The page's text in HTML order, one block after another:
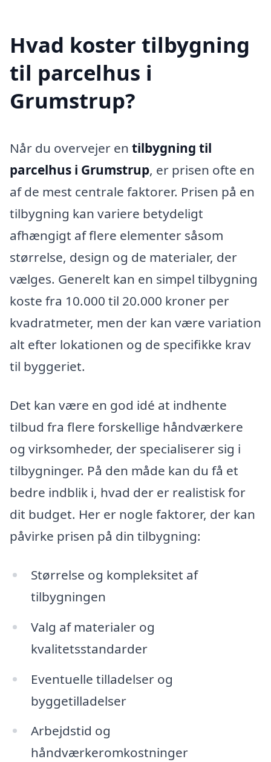
Hvad koster tilbygning
til parcelhus i
Grumstrup?
Når du overvejer en tilbygning til
parcelhus i Grumstrup, er prisen ofte en
af de mest centrale faktorer. Prisen på en
tilbygning kan variere betydeligt
afhængigt af flere elementer såsom
størrelse, design og de materialer, der
vælges. Generelt kan en simpel tilbygning
koste fra 10.000 til 20.000 kroner per
kvadratmeter, men der kan være variation
alt efter lokationen og de specifikke krav
til byggeriet.
Det kan være en god idé at indhente
tilbud fra flere forskellige håndværkere
og virksomheder, der specialiserer sig i
tilbygninger. På den måde kan du få et
bedre indblik i, hvad der er realistisk for
dit budget. Her er nogle faktorer, der kan
påvirke prisen på din tilbygning:
Størrelse og kompleksitet af
tilbygningen
Valg af materialer og
kvalitetsstandarder
Eventuelle tilladelser og
byggetilladelser
Arbejdstid og
håndværkeromkostninger